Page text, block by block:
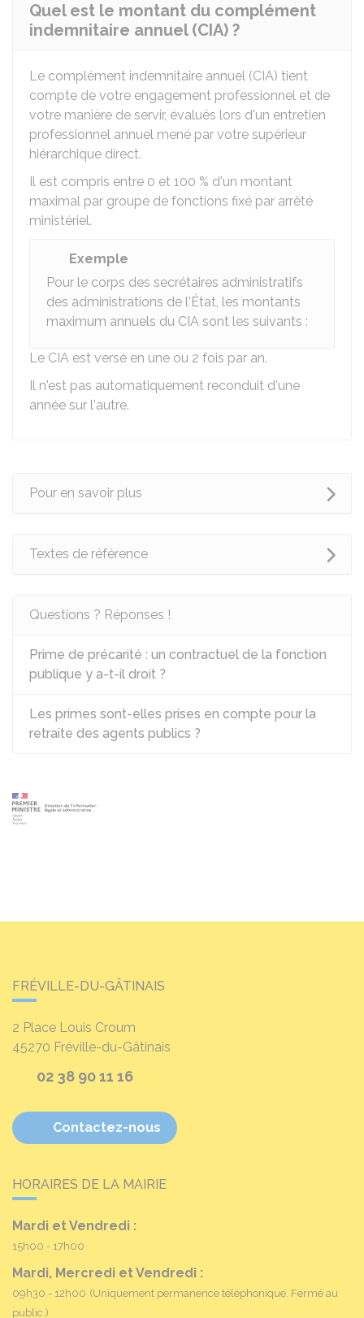
Quel est le montant du complément
indemnitaire annuel (CIA) ?
Le complément indemnitaire annuel (CIA) tient
compte de votre engagement professionnel et de
votre manière de servir, évalués lors d'un entretien
professionnel annuel mené par votre supérieur
hiérarchique direct.
Il est compris entre 0 et 100 % d'un montant
maximal par groupe de fonctions fixé par arrêté
ministériel.
Exemple
Pour le corps des secrétaires administratifs
des administrations de l'État, les montants
maximum annuels du CIA sont les suivants :
Le CIA est versé en une ou 2 fois par an.
Il n'est pas automatiquement reconduit d'une
année sur l'autre.
Pour en savoir plus
Textes de référence
Questions ? Réponses !
Prime de précarité : un contractuel de la fonction
publique y a-t-il droit ?
Les primes sont-elles prises en compte pour la
retraite des agents publics ?
FRÉVILLE-DU-GÂTINAIS
2 Place Louis Croum
45270 Fréville-du-Gâtinais
02 38 90 11 16
Contactez-nous
HORAIRES DE LA MAIRIE
Mardi et Vendredi :
15h00 - 17h00
Mardi, Mercredi et Vendredi :
09h30 - 12h00 (Uniquement permanence téléphonique. Fermé au
public.)